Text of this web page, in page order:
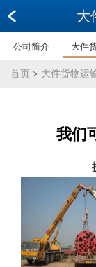
大
公司简介 大件
首页 > 大件货物运
我们